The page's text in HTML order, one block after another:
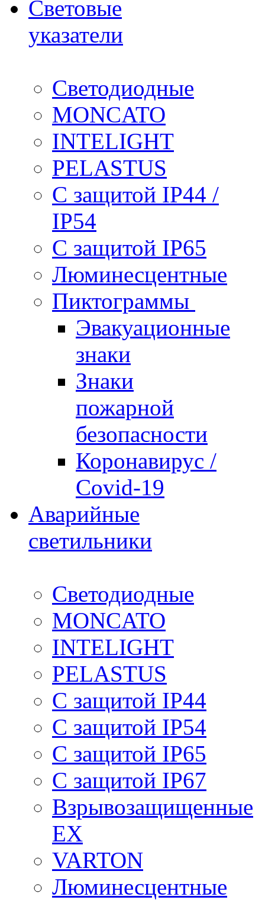
Световые
указатели
Светодиодные
MONCATO
INTELIGHT
PELASTUS
С защитой IP44 /
IP54
С защитой IP65
Люминесцентные
Пиктограммы
Эвакуационные
знаки
Знаки
пожарной
безопасности
Коронавирус /
Covid-19
Аварийные
светильники
Светодиодные
MONCATO
INTELIGHT
PELASTUS
С защитой IP44
С защитой IP54
С защитой IP65
С защитой IP67
Взрывозащищенные
EX
VARTON
Люминесцентные